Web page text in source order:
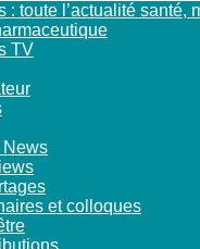
: toute l’actualité santé,
TV
News
et colloques